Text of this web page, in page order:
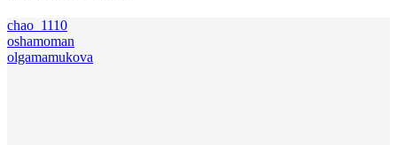
chao_1110
oshamoman
olgamamukova